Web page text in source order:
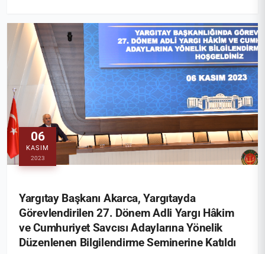
06
KASIM
2023
Yargıtay Başkanı Akarca, Yargıtayda
Görevlendirilen 27. Dönem Adli Yargı Hâkim
ve Cumhuriyet Savcısı Adaylarına Yönelik
Düzenlenen Bilgilendirme Seminerine Katıldı